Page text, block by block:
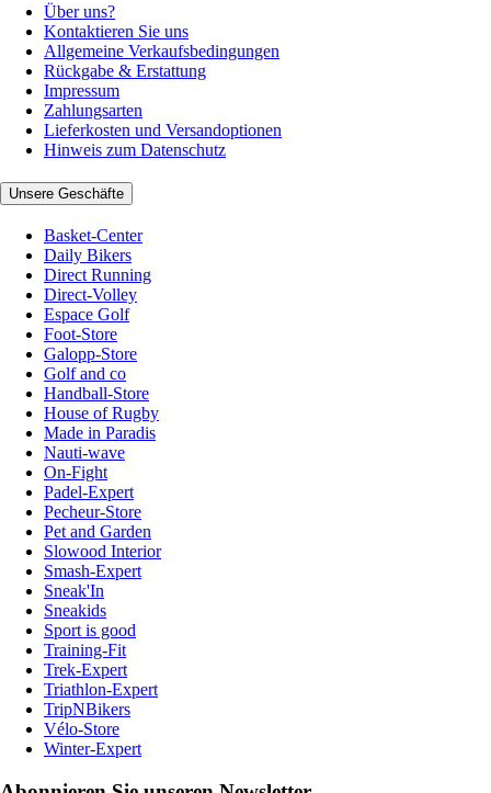
Über uns?
Kontaktieren Sie uns
Allgemeine Verkaufsbedingungen
Rückgabe & Erstattung
Impressum
Zahlungsarten
Lieferkosten und Versandoptionen
Hinweis zum Datenschutz
Unsere Geschäfte
Basket-Center
Daily Bikers
Direct Running
Direct-Volley
Espace Golf
Foot-Store
Galopp-Store
Golf and co
Handball-Store
House of Rugby
Made in Paradis
Nauti-wave
On-Fight
Padel-Expert
Pecheur-Store
Pet and Garden
Slowood Interior
Smash-Expert
Sneak'In
Sneakids
Sport is good
Training-Fit
Trek-Expert
Triathlon-Expert
TripNBikers
Vélo-Store
Winter-Expert